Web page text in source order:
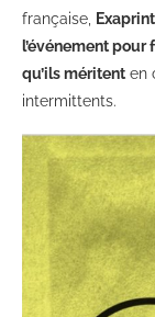
française,
l’événement
qu’ils méritent en
intermittents.